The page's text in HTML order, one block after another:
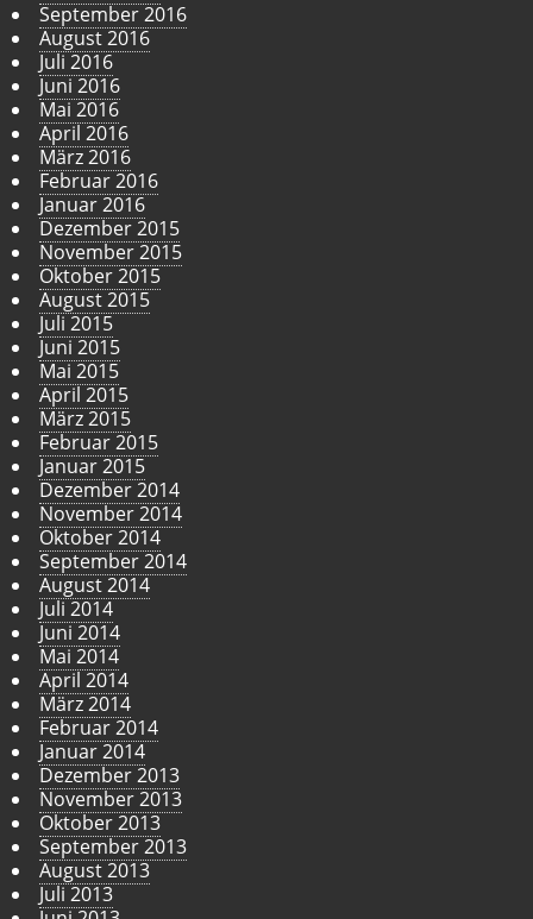
September 2016
August 2016
Juli 2016
Juni 2016
Mai 2016
April 2016
März 2016
Februar 2016
Januar 2016
Dezember 2015
November 2015
Oktober 2015
August 2015
Juli 2015
Juni 2015
Mai 2015
April 2015
März 2015
Februar 2015
Januar 2015
Dezember 2014
November 2014
Oktober 2014
September 2014
August 2014
Juli 2014
Juni 2014
Mai 2014
April 2014
März 2014
Februar 2014
Januar 2014
Dezember 2013
November 2013
Oktober 2013
September 2013
August 2013
Juli 2013